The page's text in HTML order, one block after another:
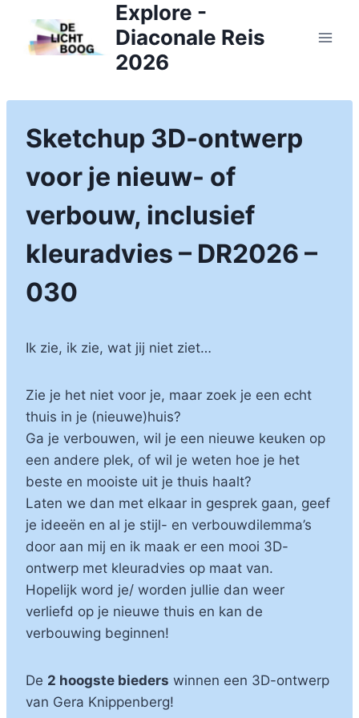
inhoud
Explore -
Diaconale Reis
2026
Sketchup 3D-ontwerp
voor je nieuw- of
verbouw, inclusief
kleuradvies – DR2026 –
030
Ik zie, ik zie, wat jij niet ziet…
Zie je het niet voor je, maar zoek je een echt
thuis in je (nieuwe)huis?
Ga je verbouwen, wil je een nieuwe keuken op
een andere plek, of wil je weten hoe je het
beste en mooiste uit je thuis haalt?
Laten we dan met elkaar in gesprek gaan, geef
je ideeën en al je stijl- en verbouwdilemma’s
door aan mij en ik maak er een mooi 3D-
ontwerp met kleuradvies op maat van.
Hopelijk word je/ worden jullie dan weer
verliefd op je nieuwe thuis en kan de
verbouwing beginnen!
De 2 hoogste bieders winnen een 3D-ontwerp
van Gera Knippenberg!